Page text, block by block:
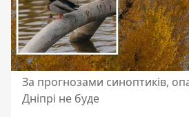
За прогнозами синоптиків,
Дніпрі не буде